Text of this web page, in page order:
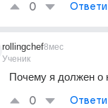
0
rollingchef
Ученик
8мес
Почему я должен о
0